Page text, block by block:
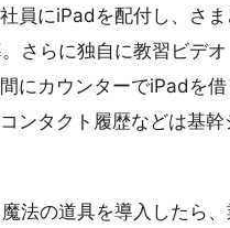
員にiPadを配付し、さ
さらに独自に教習ビデ
にカウンターでiPadを
ンタクト履歴などは基
法の道具を導入したら